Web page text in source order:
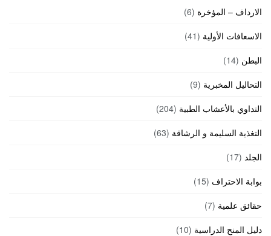
الارداف – المؤخرة (6)
الاسعافات الأولية (41)
البطن (14)
التحاليل المخبرية (9)
التداوي بالأعشاب الطبية (204)
التغذية السليمة و الرشاقة (63)
الجلد (17)
بوابة الاحتراف (15)
حقائق علمية (7)
دليل المنح الدراسية (10)